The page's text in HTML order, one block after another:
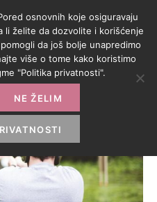
osnovnih koje osiguravaju
li želite da dozvolite i korišćenje
da još bolje unapredimo
više o tome kako koristimo
"Politika privatnosti".
NE ŽELIM